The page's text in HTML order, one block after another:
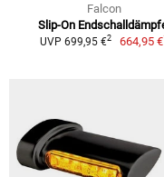
Falcon
Slip-On
UVP 699,95 €2 664,95 €